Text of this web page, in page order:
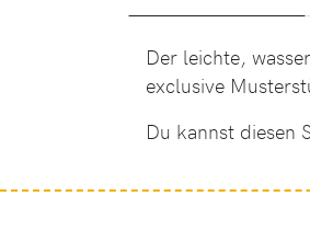
Der leichte,
exclusive
Du kannst diesen